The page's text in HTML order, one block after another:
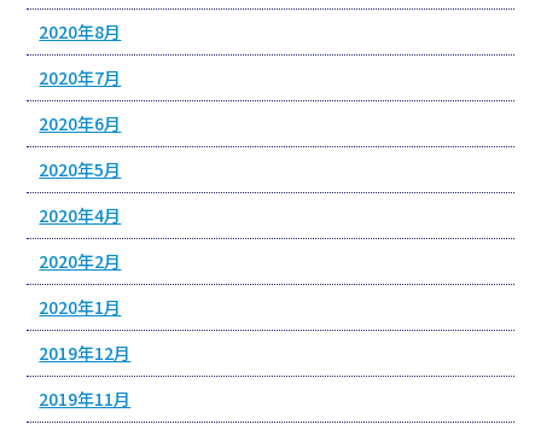
2020年8月
2020年7月
2020年6月
2020年5月
2020年4月
2020年2月
2020年1月
2019年12月
2019年11月